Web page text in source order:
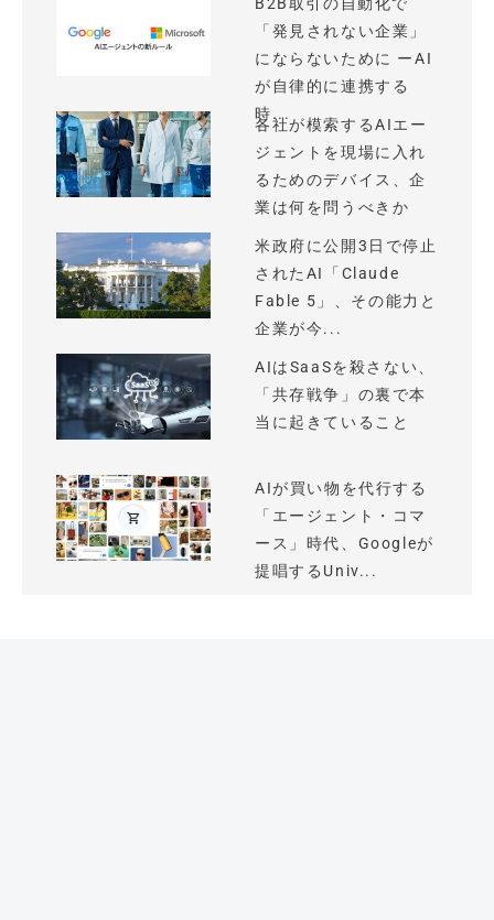
「発見されない企業」
にならないために ーAI
が自律的に連携する
時...
各社が模索するAIエー
ジェントを現場に入れ
るためのデバイス、企
業は何を問うべきか
米政府に公開3日で停止
されたAI「Claude
Fable 5」、その能力と
企業が今...
AIはSaaSを殺さない、
「共存戦争」の裏で本
当に起きていること
AIが買い物を代行する
「エージェント・コマ
ース」時代、Googleが
提唱するUniv...